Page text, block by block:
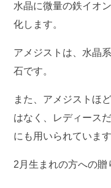
水晶に微量の鉄イオ
化します。
アメジストは、水晶
石です。
また、アメジストほ
はなく、レディース
にも用いられています
2月生まれの方への贈